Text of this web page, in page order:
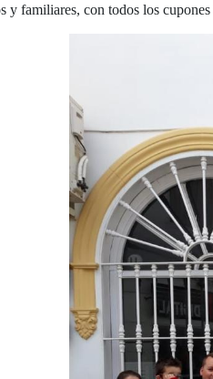
y familiares, con todos los